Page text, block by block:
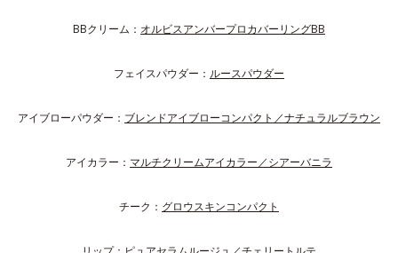
BBクリーム： オルビスアンバープロカバーリングBB
フェイスパウダー： ルースパウダー
アイブローパウダー： ブレンドアイブローコンパクト／ナチュラルブラウン
アイカラー： マルチクリームアイカラー／シアーバニラ
チーク： グロウスキンコンパクト